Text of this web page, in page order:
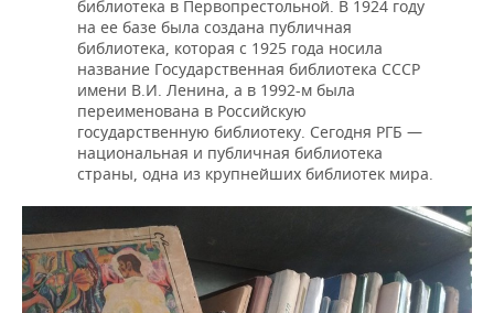
библиотека в Первопрестольной. В 1924 году
на ее базе была создана публичная
библиотека, которая с 1925 года носила
название Государственная библиотека СССР
имени В.И. Ленина, а в 1992-м была
переименована в Российскую
государственную библиотеку. Сегодня РГБ —
национальная и публичная библиотека
страны, одна из крупнейших библиотек мира.